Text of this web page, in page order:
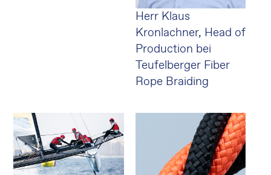
Herr Klaus
Kronlachner, Head of
Production bei
Teufelberger Fiber
Rope Braiding